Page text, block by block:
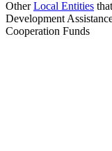
OtherLocal Entities
Development
Cooperation Funds